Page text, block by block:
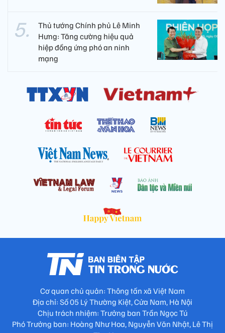
Thủ tướng Chính phủ Lê Minh
Hưng: Tăng cường hiệu quả
hiệp đồng ứng phó an ninh
mạng
Cơ quan chủ quản: Thông tấn xã Việt Nam
Địa chỉ: Số 05 Lý Thường Kiệt, Cửa Nam, Hà Nội
Chịu trách nhiệm: Trưởng ban Trần Ngọc Tú
Phó Trưởng ban: Hoàng Như Hoa, Nguyễn Văn Nhật, Lê Thị